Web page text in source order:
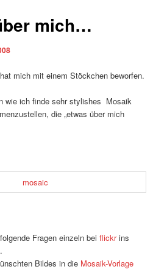
mich…
hat mich mit einem Stöckchen beworfen.
wie ich finde sehr stylishes Mosaik
die „etwas über mich
Fragen einzeln bei flickrins
Bildes in die Mosaik-Vorlage